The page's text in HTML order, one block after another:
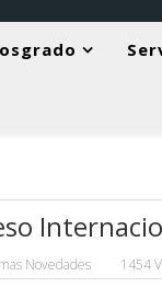
Novedades 1454